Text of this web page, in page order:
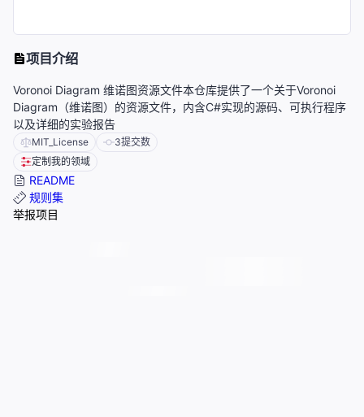
项目介绍
Voronoi Diagram 维诺图资源文件本仓库提供了一个关于Voronoi
Diagram（维诺图）的资源文件，内含C#实现的源码、可执行程序
以及详细的实验报告
MIT_License 3提交数
定制我的领域
README
规则集
举报项目